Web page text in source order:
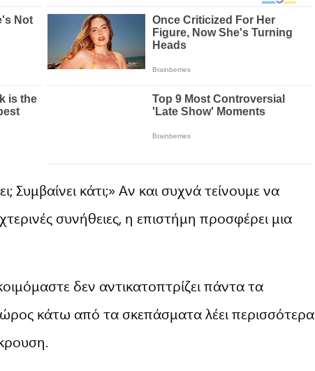
Συμβαίνει κάτι;» Αν και συχνά τείνουμε να
συνήθειες, η επιστήμη προσφέρει μια
δεν αντικατοπτρίζει πάντα τα
κάτω από τα σκεπάσματα λέει περισσότερα